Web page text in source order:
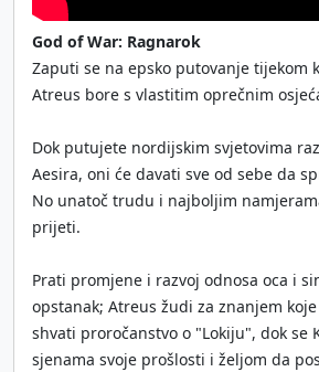
God of War: Ragnarok
Zaputi se na epsko putovanje tijekom
Atreus bore s vlastitim oprečnim
Dok putujete nordijskim svjetovima
Aesira, oni će davati sve od sebe da
No unatoč trudu i najboljim
prijeti.
Prati promjene i razvoj odnosa oca i
opstanak; Atreus žudi za znanjem
shvati proročanstvo o "Lokiju", dok se
sjenama svoje prošlosti i željom da